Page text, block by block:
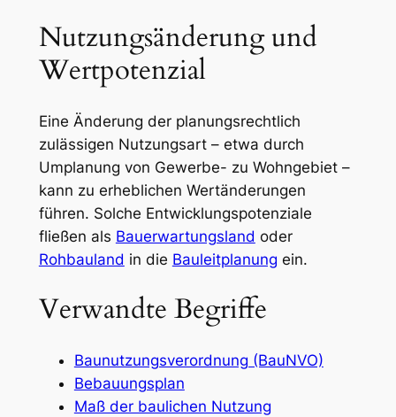
Nutzungsänderung und
Wertpotenzial
Eine Änderung der planungsrechtlich
zulässigen Nutzungsart – etwa durch
Umplanung von Gewerbe- zu Wohngebiet –
kann zu erheblichen Wertänderungen
führen. Solche Entwicklungspotenziale
fließen als Bauerwartungsland oder
Rohbauland in die Bauleitplanung ein.
Verwandte Begriffe
Baunutzungsverordnung (BauNVO)
Bebauungsplan
Maß der baulichen Nutzung